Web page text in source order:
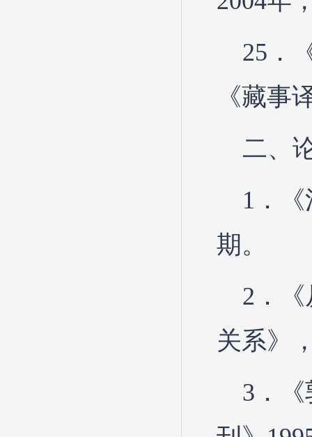
25．
《藏事
二、
1．
期。
2．
关系》
3．